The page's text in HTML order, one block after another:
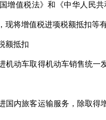
增值税法》和《中华人民
现将增值税进项税额抵扣等
额抵扣
动车取得机动车销售统一
内旅客运输服务，除取得